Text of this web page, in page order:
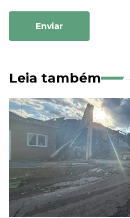
Enviar
Leia também